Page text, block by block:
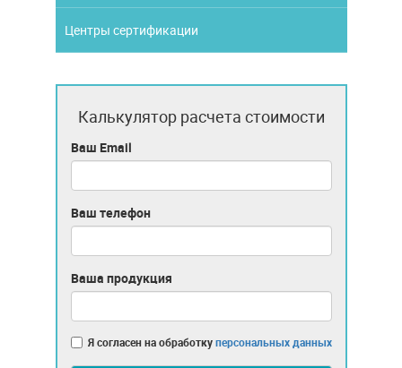
Центры сертификации
Калькулятор расчета стоимости
Ваш Email
Ваш телефон
Ваша продукция
Я согласен на обработкуперсональных данных